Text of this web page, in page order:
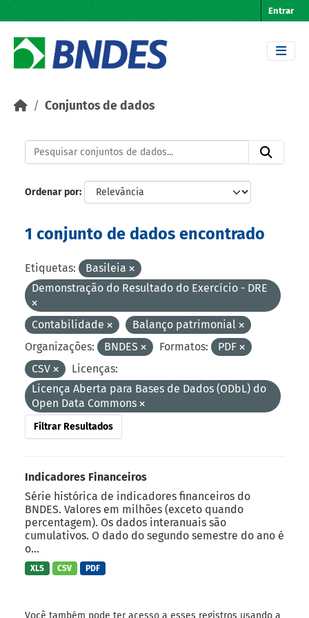
Entrar
Conjuntos de dados
Ordenar por
1 conjunto de dados encontrado
Etiquetas:
Basileia
Demonstração do Resultado do Exercício - DRE
Contabilidade
Balanço patrimonial
Organizações:
BNDES Formatos:
PDF
CSV
Licenças:
Licença Aberta para Bases de Dados (ODbL) do
Open Data Commons
Filtrar Resultados
Indicadores Financeiros
Série histórica de indicadores financeiros do
BNDES. Valores em milhões (exceto quando
percentagem). Os dados interanuais são
cumulativos. O dado do segundo semestre do ano é
o...
XLS CSV PDF